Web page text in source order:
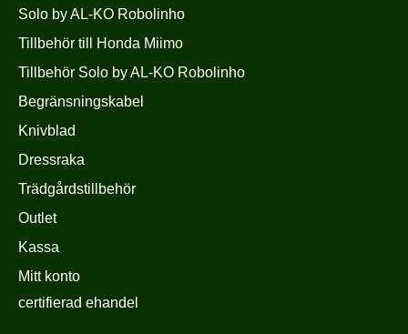
Solo by AL-KO Robolinho
Tillbehör till Honda Miimo
Tillbehör Solo by AL-KO Robolinho
Begränsningskabel
Knivblad
Dressraka
Trädgårdstillbehör
Outlet
Kassa
Mitt konto
certifierad ehandel